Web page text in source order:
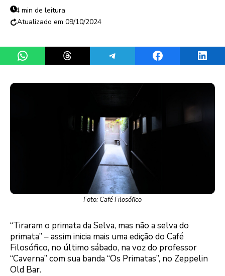
4 min de leitura
09/10/2024
Share on WhatsAppShare on ThreadsShare on TelegramShare on Facebook
Foto: Café Filosófico
“Tiraram o primata da Selva, mas não a selva do
primata” – assim inicia mais uma edição do Café
Filosófico, no último sábado, na voz do professor
“Caverna” com sua banda “Os Primatas”, no Zeppelin
Old Bar.